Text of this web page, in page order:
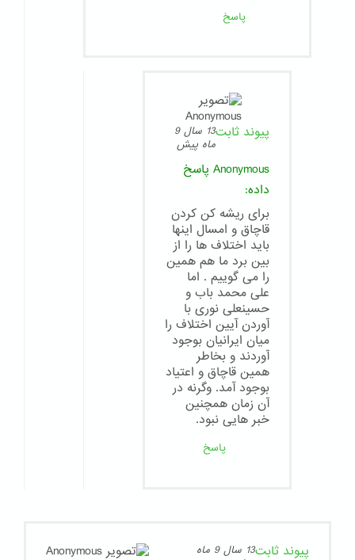
پاسخ
پیوند ثابت
13 سال 9
ماه پیش
Anonymous پاسخ
داده:
برای ریشه کن کردن
قاچاق و امسال اینها
باید اختلاف ها را از
بین برد ما هم همین
را می گوییم . اما
علی محمد باب و
حسینعلی نوری با
آوردن آیین اختلاف را
میان ایرانیان بوجود
آوردند و بخاطر
همین قاچاق و اعتیاد
بوجود آمد. وگرنه در
آن زمان همچنین
خبر هایی نبود.
پاسخ
پیوند ثابت
13 سال 9 ماه